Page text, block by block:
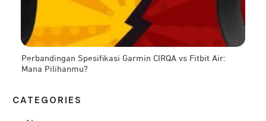
Perbandingan Spesifikasi Garmin CIRQA vs Fitbit Air:
Mana Pilihanmu?
CATEG ORIES